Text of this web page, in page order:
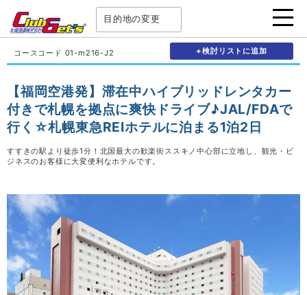
目的地の変更
コースコード 01-m216-J2 +検討リストに追加
【福岡空港発】滞在中ハイブリッドレンタカー
付きで札幌を拠点に爽快ドライブ♪JAL/FDAで
行く☆札幌東急REIホテルに泊まる1泊2日
すすきの駅より徒歩1分！北国最大の歓楽街ススキノ中心部に立地し、観光・ビ
ジネスのお客様に大変便利なホテルです。